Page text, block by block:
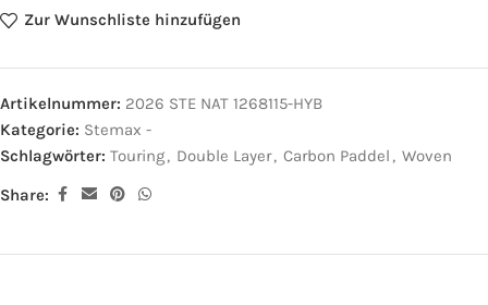
Zur Wunschliste hinzufügen
Artikelnummer: 2026 STE NAT 1268115-HYB
Kategorie: Stemax -
Schlagwörter: Touring, Double Layer, Carbon Paddel , Woven
Share: